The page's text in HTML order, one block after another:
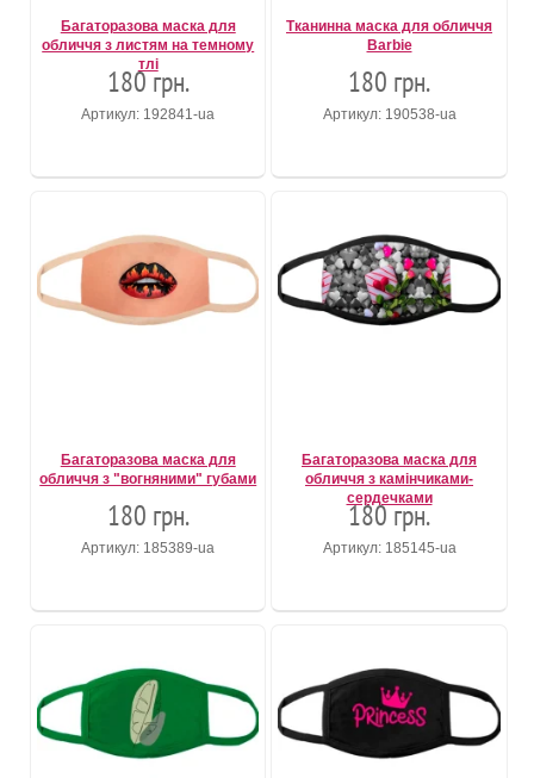
Багаторазова маска для
обличчя з листям на темному
тлі
180 грн.
Артикул: 192841-ua
Тканинна маска для обличчя
Barbie
180 грн.
Артикул: 190538-ua
Багаторазова маска для
обличчя з "вогняними" губами
180 грн.
Артикул: 185389-ua
Багаторазова маска для
обличчя з камінчиками-
сердечками
180 грн.
Артикул: 185145-ua